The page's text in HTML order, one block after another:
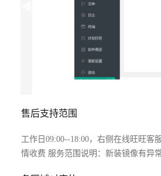
售后支持范围
工作日09:00--18:00，右侧在线旺旺客
情收费 服务范围说明：新装镜像有异